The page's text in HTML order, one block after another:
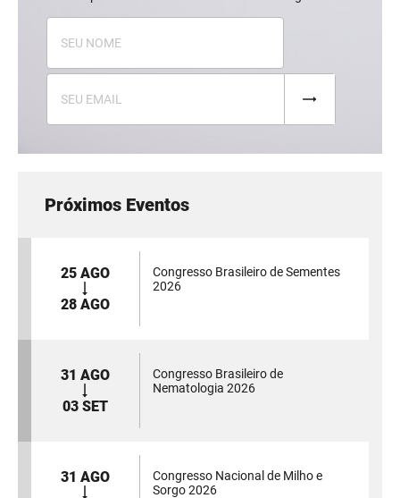
Próximos Eventos
25 AGO
28 AGO
Congresso Brasileiro de Sementes
2026
31 AGO
03 SET
Congresso Brasileiro de
Nematologia 2026
31 AGO
Congresso Nacional de Milho e
Sorgo 2026